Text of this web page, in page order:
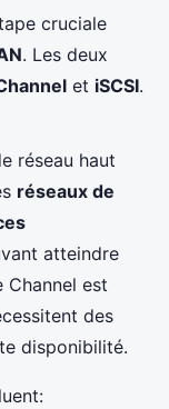
cruciale
. Les deux
et iSCSI.
réseau haut
réseaux de
atteindre
Channel est
des
disponibilité.